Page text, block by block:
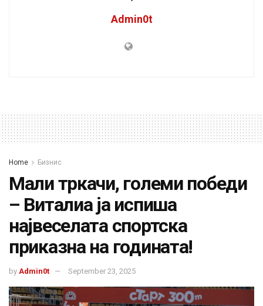
Admin0t
Home Бизнис
Мали тркачи, големи победи
– Виталиа ја испиша
највеселата спортска
приказна на годината!
by Admin0t September 23, 2025